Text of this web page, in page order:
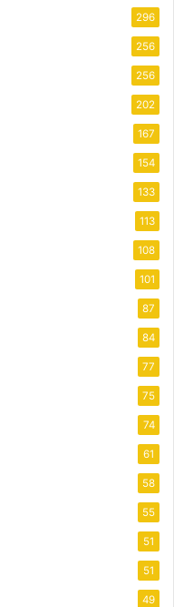
296
256
256
202
167
154
133
113
108
101
87
84
77
75
74
61
58
55
51
51
49